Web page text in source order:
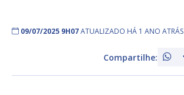
09/07/2025 9H07ATUALIZADO HÁ 1 ANO ATRÁS
Compartilhe: